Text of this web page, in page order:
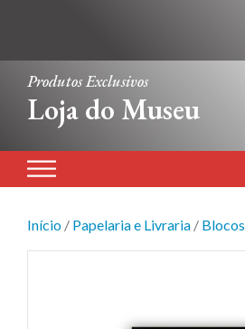
Produtos Exclusivos
Loja do Museu
Início / Papelaria e Livraria / Blocos